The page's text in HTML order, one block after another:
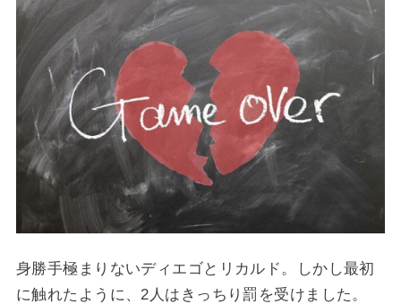
身勝手極まりないディエゴとリカルド。しかし最初
に触れたように、2人はきっちり罰を受けました。